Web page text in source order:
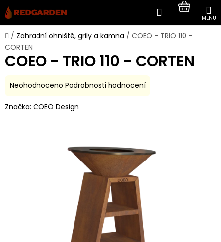
Přejít
na
obsah
Hledat
KOŠÍK
Domů
/ Zahradní ohniště, grily a kamna / COEO - TRIO 110 -
CORTEN
COEO - TRIO 110 - CORTEN
Průměrné
produktu
Neohodnoceno Podrobnosti hodnocení
Značka: COEO Design